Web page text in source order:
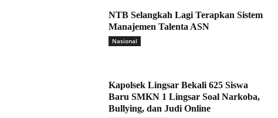
NTB Selangkah Lagi Terapkan Sistem
Manajemen Talenta ASN
Nasional
Kapolsek Lingsar Bekali 625 Siswa
Baru SMKN 1 Lingsar Soal Narkoba,
Bullying, dan Judi Online